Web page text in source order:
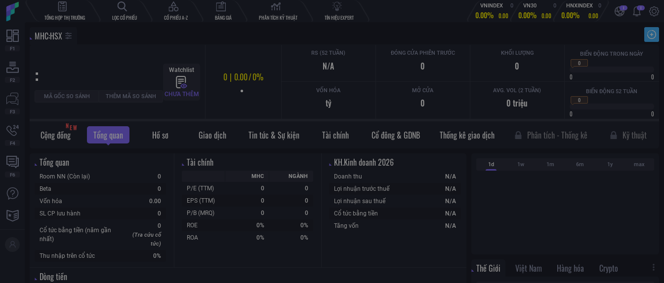
TỔNG HỢP THỊ TRƯỜNG LỌC CỔ PHIẾU CỔ PHIẾU A-Z BẢNG GIÁ PHÂN TÍCH KỸ THUẬT TÍN HIỆU EXPERT
VNINDEX 0
0.00% 0.00
VN30 0
0.00% 0.00
HNXINDEX 0
0.00% 0.00
i i
MHC:HSX
:
MÃ GỐC SO SÁNH THÊM MÃ SO SÁNH
Watchlist
CHƯA THÊM
0 | 0.00/0%
RS (52 TUẦN)
N/A
ĐÓNG CỬA PHIÊN TRƯỚC
0
KHỐI LƯỢNG
0
BIẾN ĐỘNG TRONG NGÀY
0
0 0
VỐN HÓA
tỷ
MỞ CỬA
0
AVG. VOL (2 TUẦN)
0 triệu
BIẾN ĐỘNG 52 TUẦN
0
0
0
NEW
Cộng đồng Tổng quan Hồ sơ Giao dịch Tin tức & Sự kiện Tài chính Cổ đông & GDNB Thống kê giao dịch Phân tích - Thống kê Kỹ thuật
Tổng quan
Room NN (Còn lại)
0
Beta
0
Vốn hóa
0.00
SL CP lưu hành
0
Cổ tức bằng tiền (năm gần
nhất)
0
(Tra cứu cổ
tức)
Thu nhập trên cổ tức 0%
Tài chính
MHC NGÀNH
P/E (TTM) 0
0
EPS (TTM)
0
0
P/B (MRQ)
0
0
ROE
0%
0%
ROA
0% 0%
KH.Kinh doanh2026
Doanh thu
N/A
Lợi nhuận trước thuế
N/A
Lợi nhuận sau thuế
N/A
Cổ tức bằng tiền
N/A
Tăng vốn
N/A
Dòng tiền
1d 1w 1m 6m 1y max
Thế Giới Việt Nam Hàng hóa Crypto